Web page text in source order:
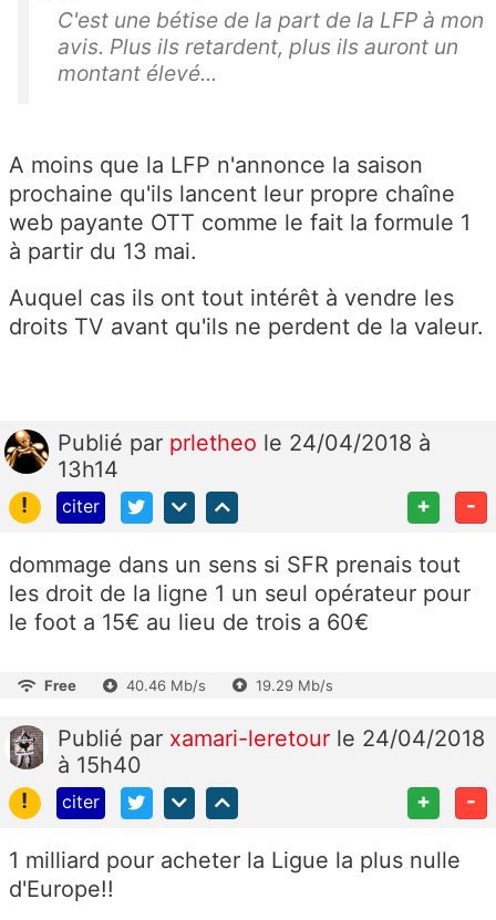
C'est une bétise de la part de la LFP à mon
avis. Plus ils retardent, plus ils auront un
montant élevé...
A moins que la LFP n'annonce la saison
prochaine qu'ils lancent leur propre chaîne
web payante OTT comme le fait la formule 1
à partir du 13 mai.
Auquel cas ils ont tout intérêt à vendre les
droits TV avant qu'ils ne perdent de la valeur.
Publié par prletheo le 24/04/2018 à
13h14
!
citer + -
dommage dans un sens si SFR prenais tout
les droit de la ligne 1 un seul opérateur pour
le foot a 15€ au lieu de trois a 60€
Free 40.46 Mb/s 19.29 Mb/s
Publié par xamari-leretour le 24/04/2018
à 15h40
!
citer + -
1 milliard pour acheter la Ligue la plus nulle
d'Europe!!